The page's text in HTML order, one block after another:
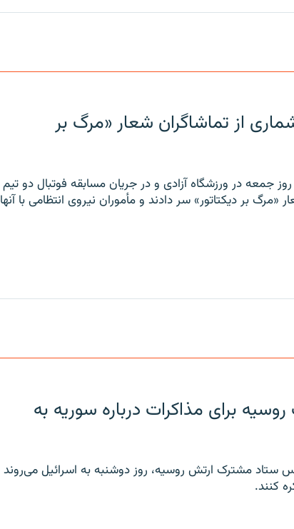
از تماشاگران شعار «مرگ بر
جمعه در ورزشگاه آزادی و در جریان مسابقه فوتبال دو تیم
«مرگ بر دیکتاتور» سر دادند و مأموران نیروی انتظامی با آنها
برای مذاکرات درباره سوریه به
ستاد مشترک ارتش روسیه، روز دوشنبه به اسرائیل می‌روند
کنند.